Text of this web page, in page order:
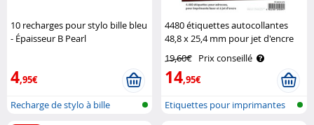
10 recharges pour stylo bille bleu
- Épaisseur B Pearl
4,95€
Recharge de stylo à bille
4480 étiquettes autocollantes
48,8 x 25,4 mm pour jet d'encre
19,60€ Prix conseillé
14,95€
Etiquettes pour imprimantes